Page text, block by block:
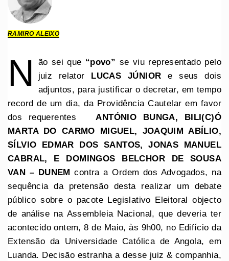
RAMIRO ALEIXO
N ão sei que “povo” se viu representado pelo
juiz relator LUCAS JÚNIOR e seus dois
adjuntos, para justificar o decretar, em tempo
record de um dia, da Providência Cautelar em favor
dos requerentesANTÓNIO BUNGA, BILI(C)Ó
MARTA DO CARMO MIGUEL, JOAQUIM ABÍLIO,
SÍLVIO EDMAR DOS SANTOS, JONAS MANUEL
CABRAL, E DOMINGOS BELCHOR DE SOUSA
VAN – DUNEM contra a Ordem dos Advogados, na
sequência da pretensão desta realizar um debate
público sobre o pacote Legislativo Eleitoral objecto
de análise na Assembleia Nacional, que deveria ter
acontecido ontem, 8 de Maio, às 9h00, no Edifício da
Extensão da Universidade Católica de Angola, em
Luanda. Decisão estranha a desse juiz & companhia,